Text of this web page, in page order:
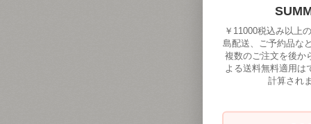
￥11000税込み以上
島配送、ご予約品な
複数のご注文を後か
よる送料無料適用は
計算され